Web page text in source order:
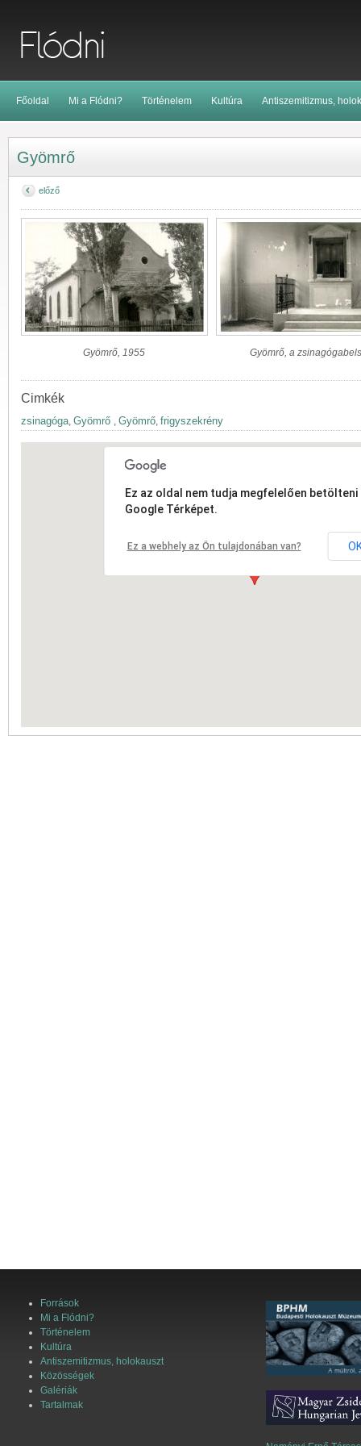
Főoldal Mi a Flódni? Történelem Kultúra Antiszemitizmus,
Gyömrő
előző
Gyömrő, 1955 Gyömrő, a
Cimkék
zsinagóga, Gyömrő , Gyömrő, frigyszekrény
Ez az oldal nem tudja megfelelően betölteni
Google Térképet.
Ez a webhely az Ön tulajdonában van?
Források
Mi a Flódni?
Történelem
Kultúra
Antiszemitizmus, holokauszt
Közösségek
Galériák
Tartalmak